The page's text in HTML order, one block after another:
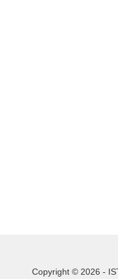
Copyright © 2026 -